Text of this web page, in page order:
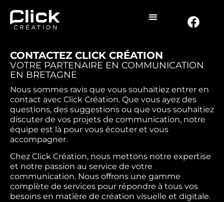
CONTACTEZ CLICK CRÉATION
VOTRE PARTENAIRE EN COMMUNICATION
EN BRETAGNE
Nous sommes ravis que vous souhaitiez entrer en
contact avec Click Création. Que vous ayez des
questions, des suggestions ou que vous souhaitiez
discuter de vos projets de communication, notre
équipe est là pour vous écouter et vous
accompagner.
Chez Click Création, nous mettons notre expertise
et notre passion au service de votre
communication. Nous offrons une gamme
complète de services pour répondre à tous vos
besoins en matière de création visuelle et digitale.